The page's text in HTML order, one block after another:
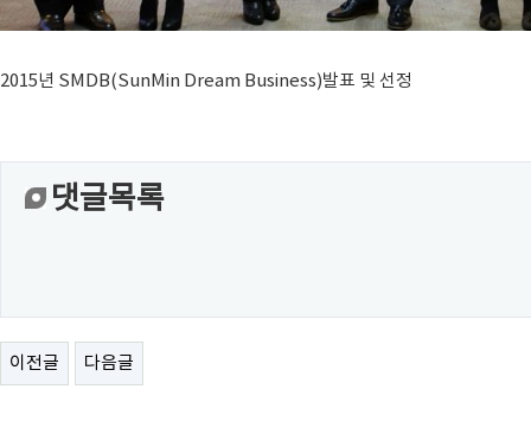
2015년 SMDB(SunMin Dream Business)발표 및 선정
댓글목록
이전글 다음글